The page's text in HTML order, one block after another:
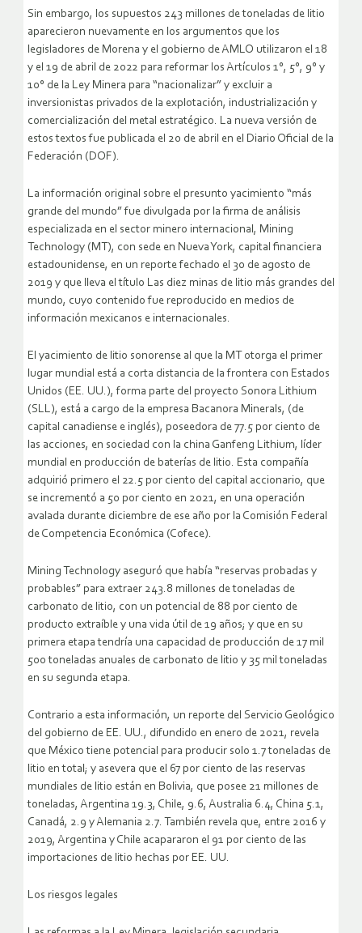
Sin embargo, los supuestos 243 millones de toneladas de litio
aparecieron nuevamente en los argumentos que los
legisladores de Morena y el gobierno de AMLO utilizaron el 18
y el 19 de abril de 2022 para reformar los Artículos 1°, 5°, 9° y
10° de la Ley Minera para “nacionalizar” y excluir a
inversionistas privados de la explotación, industrialización y
comercialización del metal estratégico. La nueva versión de
estos textos fue publicada el 20 de abril en el Diario Oficial de la
Federación (DOF).
La información original sobre el presunto yacimiento “más
grande del mundo” fue divulgada por la firma de análisis
especializada en el sector minero internacional, Mining
Technology (MT), con sede en Nueva York, capital financiera
estadounidense, en un reporte fechado el 30 de agosto de
2019 y que lleva el título Las diez minas de litio más grandes del
mundo, cuyo contenido fue reproducido en medios de
información mexicanos e internacionales.
El yacimiento de litio sonorense al que la MT otorga el primer
lugar mundial está a corta distancia de la frontera con Estados
Unidos (EE. UU.), forma parte del proyecto Sonora Lithium
(SLL), está a cargo de la empresa Bacanora Minerals, (de
capital canadiense e inglés), poseedora de 77.5 por ciento de
las acciones, en sociedad con la china Ganfeng Lithium, líder
mundial en producción de baterías de litio. Esta compañía
adquirió primero el 22.5 por ciento del capital accionario, que
se incrementó a 50 por ciento en 2021, en una operación
avalada durante diciembre de ese año por la Comisión Federal
de Competencia Económica (Cofece).
Mining Technology aseguró que había “reservas probadas y
probables” para extraer 243.8 millones de toneladas de
carbonato de litio, con un potencial de 88 por ciento de
producto extraíble y una vida útil de 19 años; y que en su
primera etapa tendría una capacidad de producción de 17 mil
500 toneladas anuales de carbonato de litio y 35 mil toneladas
en su segunda etapa.
Contrario a esta información, un reporte del Servicio Geológico
del gobierno de EE. UU., difundido en enero de 2021, revela
que México tiene potencial para producir solo 1.7 toneladas de
litio en total; y asevera que el 67 por ciento de las reservas
mundiales de litio están en Bolivia, que posee 21 millones de
toneladas, Argentina 19.3, Chile, 9.6, Australia 6.4, China 5.1,
Canadá, 2.9 y Alemania 2.7. También revela que, entre 2016 y
2019, Argentina y Chile acapararon el 91 por ciento de las
importaciones de litio hechas por EE. UU.
Los riesgos legales